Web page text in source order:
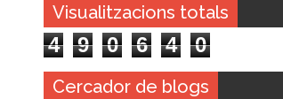
Visualitzacions totals
4 9 0 6 4 0
Cercador de blogs